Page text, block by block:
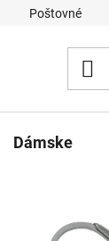
Poštovné
Dámske